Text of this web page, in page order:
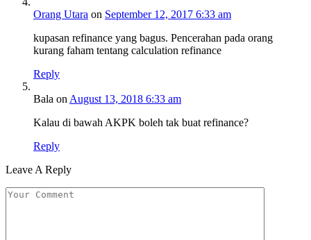
Orang Utara on September 12, 2017 6:33 am
kupasan refinance yang bagus. Pencerahan pada orang
kurang faham tentang calculation refinance
Reply
Bala on August 13, 2018 6:33 am
Kalau di bawah AKPK boleh tak buat refinance?
Reply
Leave A Reply